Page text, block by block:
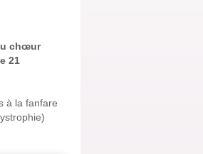
chœur
21
à la fanfare